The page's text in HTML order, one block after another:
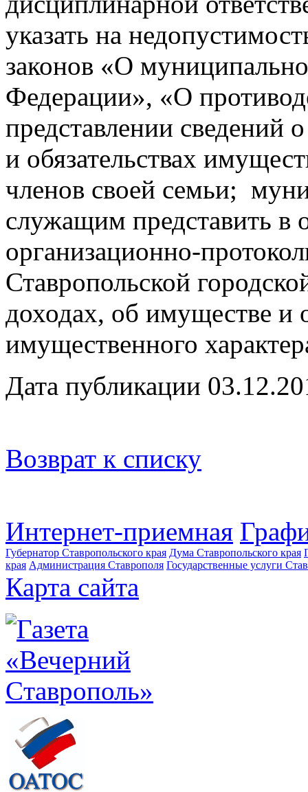
указать на
законов «О
Федерации», «О
представлении сведений
и обязательствах
членов своей семьи;
служащим представить в
организационно-
Ставропольской
доходах, об имуществе и
имущественного
Дата публикации
Возврат к списку
Интернет-приемная
Губернатор Ставропольского края Дума Ставропольского края
края Администрация Ставрополя Государственные услуги
Карта сайта